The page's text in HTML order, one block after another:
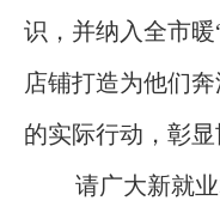
识，并纳入全市
店铺打造为他们
的实际行动，彰显
请广大新就